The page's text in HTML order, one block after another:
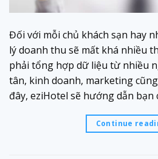
Đối với mỗi chủ khách sạn hay
lý doanh thu sẽ mất khá nhiều
phải tổng hợp dữ liệu từ nhiều
tân, kinh doanh, marketing
đây, eziHotel sẽ hướng dẫn bạn
Continue